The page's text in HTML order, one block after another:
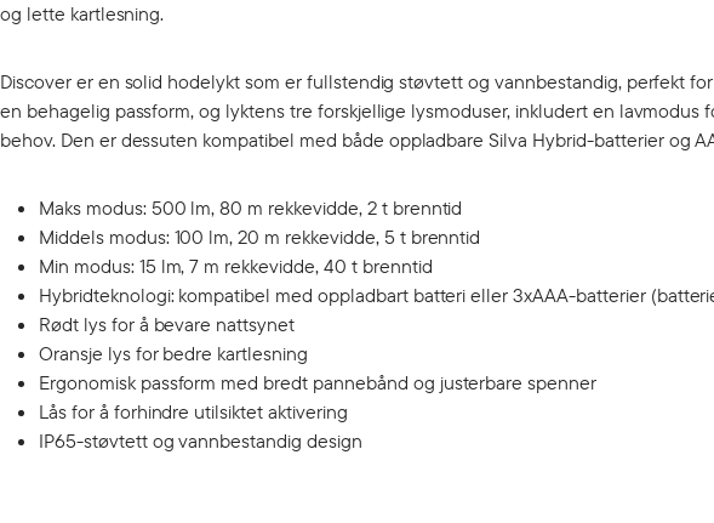
og lette kartlesning.
Discover er en solid hodelykt som er fullstendig støvtett og vannbestandig, perfekt
en behagelig passform, og lyktens tre forskjellige lysmoduser, inkludert en
behov. Den er dessuten kompatibel med både oppladbare Silva Hybrid-batterier og
Maks modus: 500 lm, 80 m rekkevidde, 2 t brenntid
Middels modus: 100 lm, 20 m rekkevidde, 5 t brenntid
Min modus: 15 lm, 7 m rekkevidde, 40 t brenntid
Hybridteknologi: kompatibel med oppladbart batteri eller 3xAAA-batterier
Rødt lys for å bevare nattsynet
Oransje lys for bedre kartlesning
Ergonomisk passform med bredt pannebånd og justerbare spenner
Lås for å forhindre utilsiktet aktivering
IP65-støvtett og vannbestandig design